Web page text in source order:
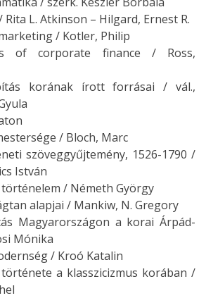
Rita L. Atkinson – Hilgard, Ernest R.
/ Kotler, Philip
of corporate finance / Ross,
korának írott forrásai / vál.,
/ Bloch, Marc
szöveggyűjtemény, 1526-1790 /
István
/ Németh György
alapjai / Mankiw, N. Gregory
Magyarországon a korai Árpád-
Mónika
/ Kroó Katalin
a klasszicizmus korában /